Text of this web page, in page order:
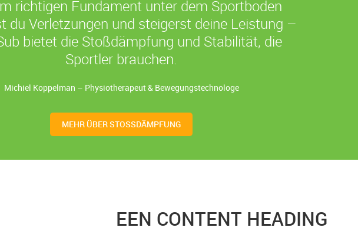
richtigen Fundament unter dem Sportboden
du Verletzungen und steigerst deine Leistung –
bietet die Stoßdämpfung und Stabilität, die
Sportler brauchen.
Michiel Koppelman – Physiotherapeut & Bewegungstechnologe
MEHR ÜBER STOSSDÄMPFUNG
EEN CONTENT HEADING